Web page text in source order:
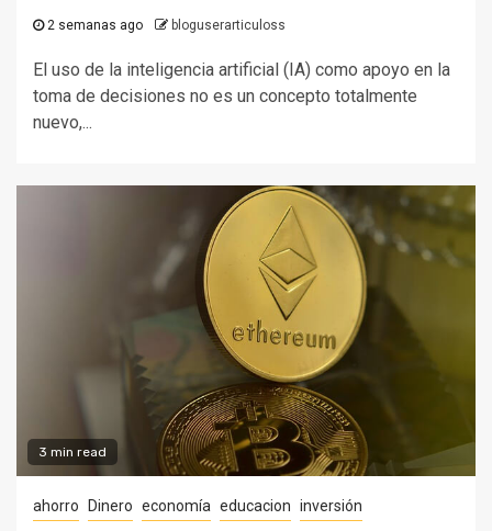
2 semanas ago bloguserarticuloss
El uso de la inteligencia artificial (IA) como apoyo en la
toma de decisiones no es un concepto totalmente
nuevo,...
3 min read
ahorro Dinero economía educacion inversión